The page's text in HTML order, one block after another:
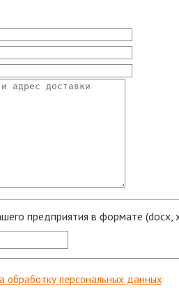
предприятия в формате (docx,
обработку персональных данных